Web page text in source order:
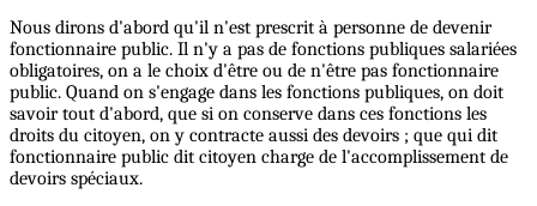
Nous dirons d'abord qu'il n'est prescrit à personne de devenir
fonctionnaire public. Il n'y a pas de fonctions publiques salariées
obligatoires, on a le choix d'être ou de n'être pas fonctionnaire
public. Quand on s'engage dans les fonctions publiques, on doit
savoir tout d'abord, que si on conserve dans ces fonctions les
droits du citoyen, on y contracte aussi des devoirs ; que qui dit
fonctionnaire public dit citoyen charge de l'accomplissement de
devoirs spéciaux.